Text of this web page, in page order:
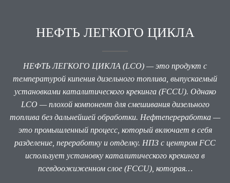
НЕФТЬ ЛЕГКОГО ЦИКЛА
НЕФТЬ ЛЕГКОГО ЦИКЛА (LCO) — это продукт с
температурой кипения дизельного топлива, выпускаемый
установками каталитического крекинга (FCCU). Однако
LCO — плохой компонент для смешивания дизельного
топлива без дальнейшей обработки. Нефтепереработка —
это промышленный процесс, который включает в себя
разделение, переработку и отделку. НПЗ с центром FCC
использует установку каталитического крекинга в
псевдоожиженном слое (FCCU), которая…